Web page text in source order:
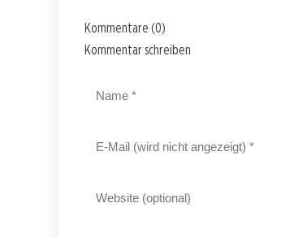
Kommentare (0)
Kommentar schreiben